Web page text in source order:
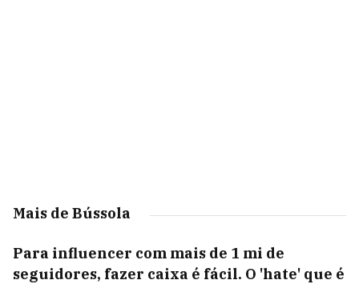
Mais de Bússola
Para influencer com mais de 1 mi de
seguidores, fazer caixa é fácil. O 'hate' que é